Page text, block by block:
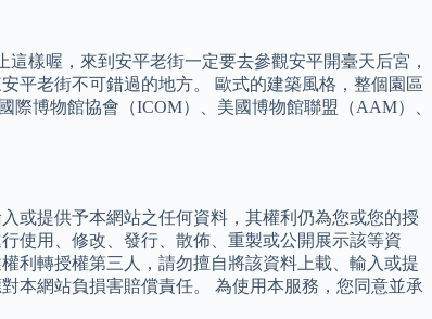
樣喔，來到安平老街一定要去參觀安平開臺天后宮，
平老街不可錯過的地方。 歐式的建築風格，整個園區
博物館協會（ICOM）、美國博物館聯盟（AAM）、
或提供予本網站之任何資料，其權利仍為您或您的授
使用、修改、發行、散佈、重製或公開展示該等資
利轉授權第三人，請勿擅自將該資料上載、輸入或提
本網站負損害賠償責任。 為使用本服務，您同意並承